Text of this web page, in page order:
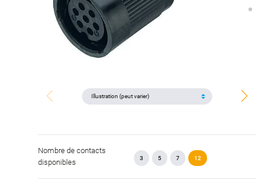
Nombre de contacts
disponibles
3 5 7 12